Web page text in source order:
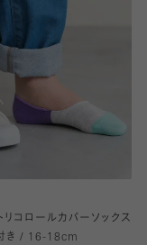
トリコロールカバーソックス
き / 16-18cm